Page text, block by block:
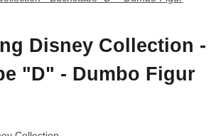
Disney Collection -
"D" - Dumbo Figur